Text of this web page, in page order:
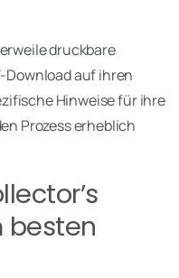
druckbare
Download auf ihren
Hinweise für ihre
Prozess erheblich
besten